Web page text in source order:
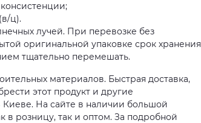
ц).
лучей. При перевозке без
оригинальной упаковке срок хранения
тщательно перемешать.
материалов. Быстрая доставка,
этот продукт и другие
На сайте в наличии большой
в розницу, так и оптом. За подробной